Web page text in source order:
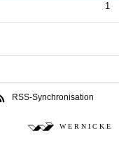
1
RSS-Synchronisation
W E R N I C K E